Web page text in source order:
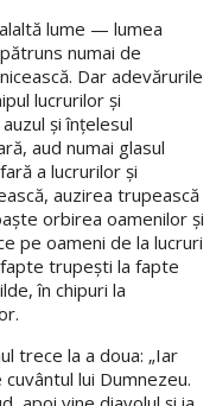
lume — lumea
numai de
Dar adevărurile
lucrurilor şi
şi înţelesul
aud numai glasul
a lucrurilor şi
auzirea trupească
orbirea oamenilor şi
pe oameni de la lucruri
trupeşti la fapte
în chipuri la
trece la a doua: „Iar
lui Dumnezeu.